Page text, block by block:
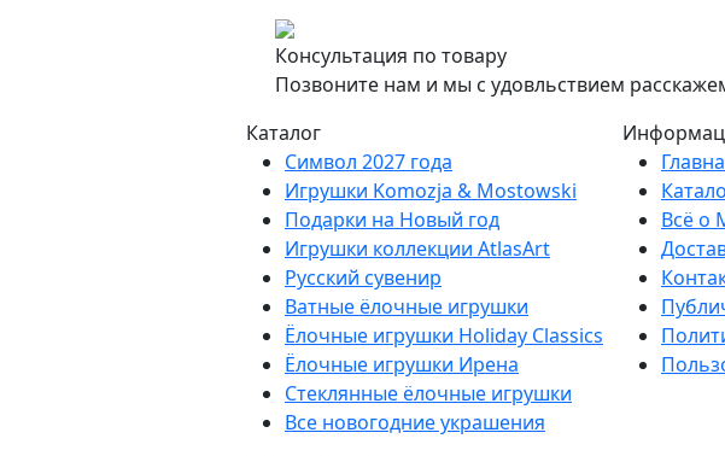
Консультация по товару
Позвоните нам и мы с удовльствием
Каталог
Символ 2027 года
Игрушки Komozja & Mostowski
Подарки на Новый год
Игрушки коллекции AtlasArt
Русский сувенир
Ватные ёлочные игрушки
Ёлочные игрушки Holiday Classics
Ëлочные игрушки Ирена
Стеклянные ёлочные игрушки
Все новогодние украшения
Всё о